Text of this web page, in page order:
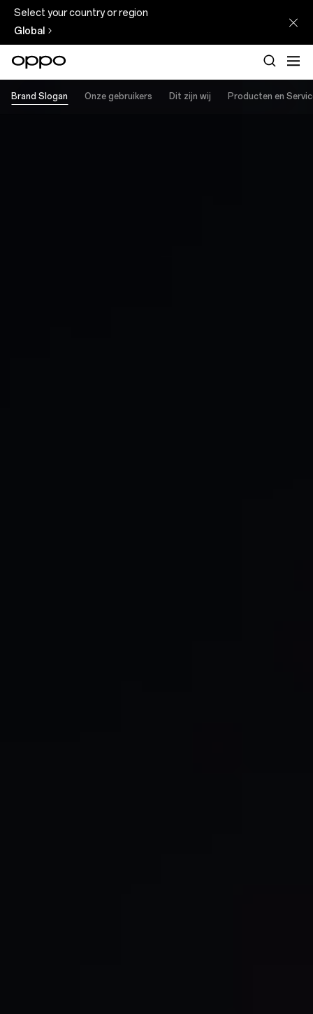
Select your country or region
Global
Brand Slogan Onze gebruikers Dit zijn wij Producten en